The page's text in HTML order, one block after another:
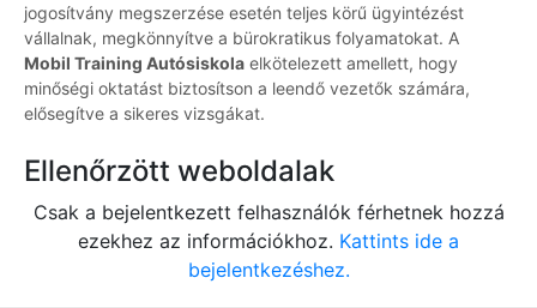
jogosítvány megszerzése esetén teljes körű ügyintézést
vállalnak, megkönnyítve a bürokratikus folyamatokat. A
Mobil Training Autósiskola elkötelezett amellett, hogy
minőségi oktatást biztosítson a leendő vezetők számára,
elősegítve a sikeres vizsgákat.
Ellenőrzött weboldalak
Csak a bejelentkezett felhasználók férhetnek hozzá
ezekhez az információkhoz. Kattints ide a
bejelentkezéshez.